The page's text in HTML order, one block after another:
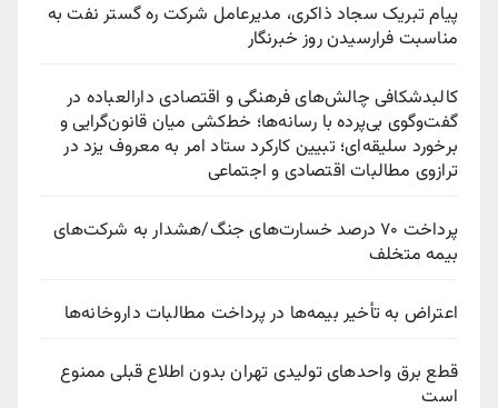
پیام تبریک سجاد ذاکری، مدیرعامل شرکت ره‌ گستر نفت به
مناسبت فرارسیدن روز خبرنگار
کالبدشکافی چالش‌های فرهنگی و اقتصادی دارالعباده در
گفت‌وگوی بی‌پرده با رسانه‌ها؛ خط‌کشی میان قانون‌گرایی و
برخورد سلیقه‌ای؛ تبیین کارکرد ستاد امر به معروف یزد در
ترازوی مطالبات اقتصادی و اجتماعی
پرداخت ۷۰ درصد خسارت‌های جنگ/هشدار به شرکت‌های
بیمه متخلف
اعتراض به تأخیر بیمه‌ها در پرداخت مطالبات داروخانه‌ها
قطع برق واحدهای تولیدی تهران بدون اطلاع قبلی ممنوع
است